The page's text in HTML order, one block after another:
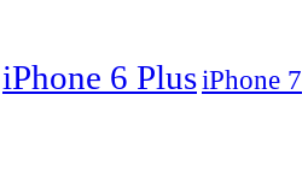
iPhone 6 PlusiPhone 7